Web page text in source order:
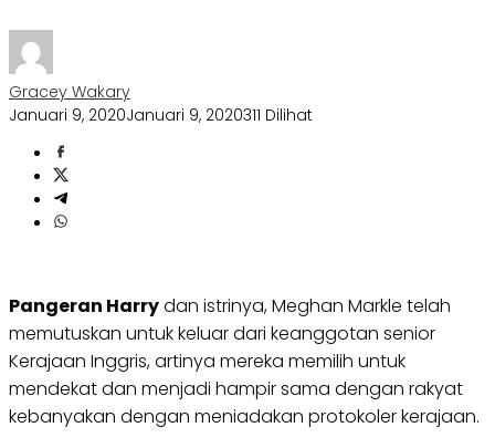
Gracey Wakary
Januari 9, 2020Januari 9, 2020311 Dilihat
Pangeran Harrydan istrinya, Meghan Markle telah
memutuskan untuk keluar dari keanggotan senior
Kerajaan Inggris, artinya mereka memilih untuk
mendekat dan menjadi hampir sama dengan rakyat
kebanyakan dengan meniadakan protokoler kerajaan.